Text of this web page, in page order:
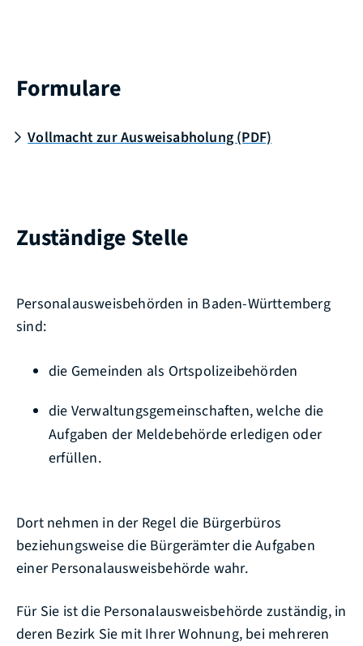
Formulare
Vollmacht zur Ausweisabholung (PDF)
Zuständige Stelle
Personalausweisbehörden in Baden-Württemberg
sind:
die Gemeinden als Ortspolizeibehörden
die Verwaltungsgemeinschaften,welche die
Aufgaben der Meldebehörde erledigen oder
erfüllen.
Dort nehmen in der Regel die Bürgerbüros
beziehungsweise die Bürgerämter die Aufgaben
einer Personalausweisbehörde wahr.
Für Sie ist die Personalausweisbehörde zuständig, in
deren Bezirk Sie mit Ihrer Wohnung, bei mehreren